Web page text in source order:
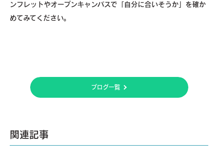
ンフレットやオープンキャンパスで「自分に合いそうか」を確か
めてみてください。
ブログ一覧
関連記事